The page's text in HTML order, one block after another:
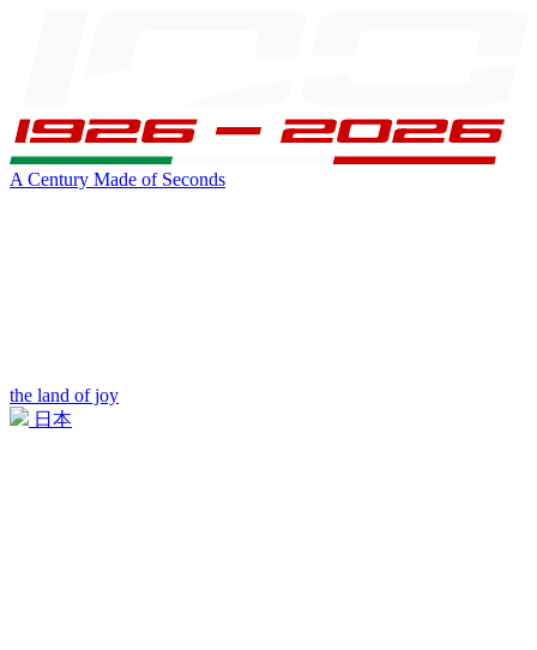
A Century Made of Seconds
the land of joy
日本